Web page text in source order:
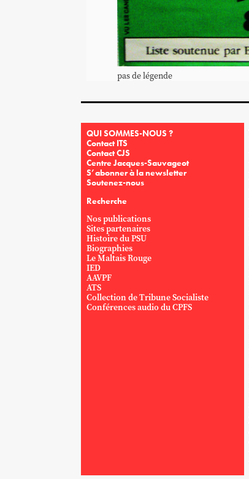
pas de légende
QUI SOMMES-NOUS ?
Contact ITS
Contact CJS
Centre Jacques-Sauvageot
S’abonner à la newsletter
Soutenez-nous
Recherche
Nos publications
Sites partenaires
Histoire du PSU
Biographies
Le Maltais Rouge
IED
AAVPF
ATS
Collection de Tribune Socialiste
Conférences audio du CPFS